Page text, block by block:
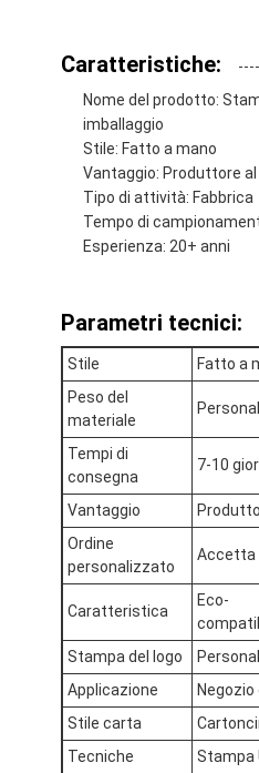
Casa.
Prodotti
Chi Siamo
Caratteristiche:
Nome del prodotto:
imballaggio
Stile: Fatto a mano
Vantaggio: Produttore al
Tipo di attività: Fabbrica
Tempo di
Esperienza: 20+ anni
Parametri tecnici:
Stile
Fatto a
Peso del
materiale
Tempi di
consegna
7-10
Vantaggio
Ordine
personalizzato
Accetta
Caratteristica
Eco-
Stampa del logo
Applicazione
Stile carta
Tecniche
Stampa